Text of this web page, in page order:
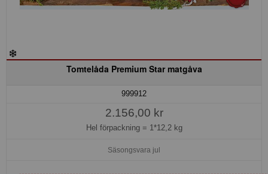
Tomtelåda Premium Star matgåva
999912
2.156,00 kr
Hel förpackning = 1*12,2 kg
Säsongsvara jul